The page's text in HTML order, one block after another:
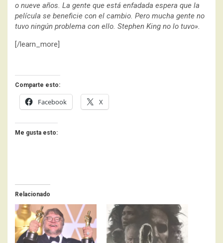
o nueve años. La gente que está enfadada espera que la
película se beneficie con el cambio. Pero mucha gente no
tuvo ningún problema con ello. Stephen King no lo tuvo».
[/learn_more]
Comparte esto:
Facebook X
Me gusta esto:
Relacionado